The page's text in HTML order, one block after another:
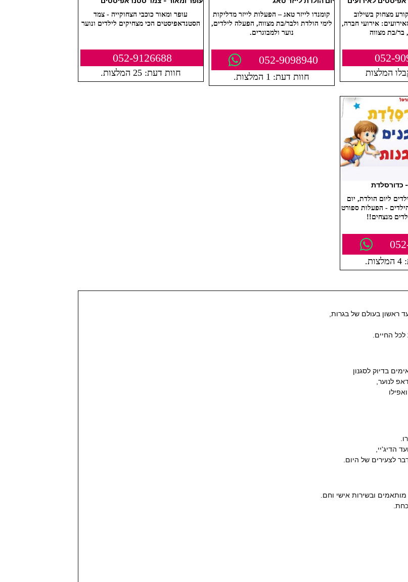
מצחוק בשילוב
אירועי חברה,
בר/בת מצווה
052-
המלצות
קומנדו לייזר טאג – הפעלות לייזר מדליקות
לימי הולדת ולבר/בת מצווה, הפעלה לילדים,
נוער ולמבוגרים.
052-9098940
חוות דעת: 1 המלצות.
עופר ומאור כוכבי הצחוקייה - צמד
הסטנדאפיסטים הכי מצחיקים לילדים ונוער
052-9126688
חוות דעת: 25 המלצות.
- כדורסלדת
ליום הולדת, יום
- הפעלות ספורט
מנצחים!!
החיים.
לנוער,
הדיג'יי,
לצעירים של היום.
ובשירות אישי וחם.